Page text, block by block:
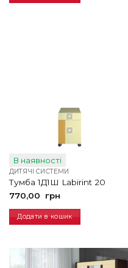
В наявності
ДИТЯЧІ СИСТЕМИ
Тумба 1Д1Ш Labirint 20
770,00
грн
Додати в кошик